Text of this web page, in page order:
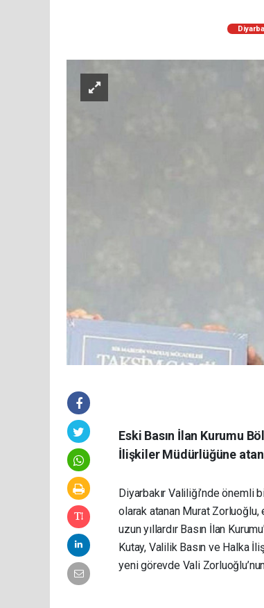
Eski Basın İlan Kurumu
İlişkiler Müdürlüğüne
Diyarbakır Valiliği’nde önemli
olarak atanan Murat Zorluoğlu,
uzun yıllardır Basın İlan
Kutay,Valilik Basın ve Halka
yeni görevde Vali